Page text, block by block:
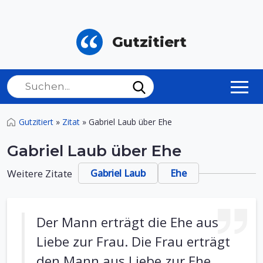
Gutzitiert
Gutzitiert » Zitat » Gabriel Laub über Ehe
Gabriel Laub über Ehe
Weitere Zitate Gabriel Laub Ehe
Der Mann erträgt die Ehe aus
Liebe zur Frau. Die Frau erträgt